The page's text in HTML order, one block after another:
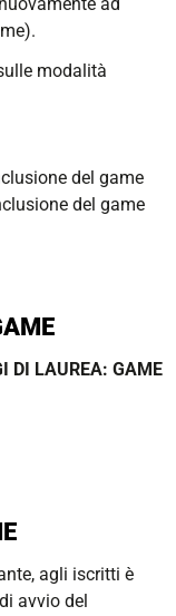
modalità
del game
del game
DI LAUREA: GAME
agli iscritti è
avvio del